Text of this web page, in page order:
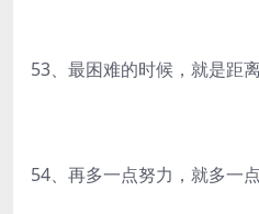
53、最困难的时候，就是距
54、再多一点努力，就多一点